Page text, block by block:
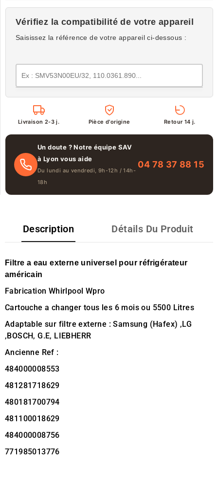
Vérifiez la compatibilité de votre appareil
Saisissez la référence de votre appareil ci-dessous :
Livraison 2-3 j. Pièce d'origine Retour 14 j.
Un doute ? Notre équipe SAV
à Lyon vous aide
Du lundi au vendredi, 9h-12h / 14h-
18h
04 78 37 88 15
Description Détails Du Produit
Filtre a eau externe universel pour réfrigérateur
américain
Fabrication Whirlpool Wpro
Cartouche a changer tous les 6 mois ou 5500 Litres
Adaptable sur filtre externe : Samsung (Hafex) ,LG
,BOSCH, G.E, LIEBHERR
Ancienne Ref :
484000008553
481281718629
480181700794
481100018629
484000008756
771985013776